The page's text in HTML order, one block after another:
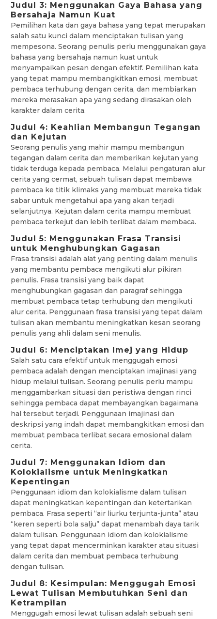
Judul 3: Menggunakan Gaya Bahasa yang
Bersahaja Namun Kuat
Pemilihan kata dan gaya bahasa yang tepat merupakan
salah satu kunci dalam menciptakan tulisan yang
mempesona. Seorang penulis perlu menggunakan gaya
bahasa yang bersahaja namun kuat untuk
menyampaikan pesan dengan efektif. Pemilihan kata
yang tepat mampu membangkitkan emosi, membuat
pembaca terhubung dengan cerita, dan membiarkan
mereka merasakan apa yang sedang dirasakan oleh
karakter dalam cerita.
Judul 4: Keahlian Membangun Tegangan
dan Kejutan
Seorang penulis yang mahir mampu membangun
tegangan dalam cerita dan memberikan kejutan yang
tidak terduga kepada pembaca. Melalui pengaturan alur
cerita yang cermat, sebuah tulisan dapat membawa
pembaca ke titik klimaks yang membuat mereka tidak
sabar untuk mengetahui apa yang akan terjadi
selanjutnya. Kejutan dalam cerita mampu membuat
pembaca terkejut dan lebih terlibat dalam membaca.
Judul 5: Menggunakan Frasa Transisi
untuk Menghubungkan Gagasan
Frasa transisi adalah alat yang penting dalam menulis
yang membantu pembaca mengikuti alur pikiran
penulis. Frasa transisi yang baik dapat
menghubungkan gagasan dan paragraf sehingga
membuat pembaca tetap terhubung dan mengikuti
alur cerita. Penggunaan frasa transisi yang tepat dalam
tulisan akan membantu meningkatkan kesan seorang
penulis yang ahli dalam seni menulis.
Judul 6: Menciptakan Imej yang Hidup
Salah satu cara efektif untuk menggugah emosi
pembaca adalah dengan menciptakan imajinasi yang
hidup melalui tulisan. Seorang penulis perlu mampu
menggambarkan situasi dan peristiwa dengan rinci
sehingga pembaca dapat membayangkan bagaimana
hal tersebut terjadi. Penggunaan imajinasi dan
deskripsi yang indah dapat membangkitkan emosi dan
membuat pembaca terlibat secara emosional dalam
cerita.
Judul 7: Menggunakan Idiom dan
Kolokialisme untuk Meningkatkan
Kepentingan
Penggunaan idiom dan kolokialisme dalam tulisan
dapat meningkatkan kepentingan dan ketertarikan
pembaca. Frasa seperti “air liurku terjunta-junta” atau
“keren seperti bola salju” dapat menambah daya tarik
dalam tulisan. Penggunaan idiom dan kolokialisme
yang tepat dapat mencerminkan karakter atau situasi
dalam cerita dan membuat pembaca terhubung
dengan tulisan.
Judul 8: Kesimpulan: Menggugah Emosi
Lewat Tulisan Membutuhkan Seni dan
Ketrampilan
Menggugah emosi lewat tulisan adalah sebuah seni